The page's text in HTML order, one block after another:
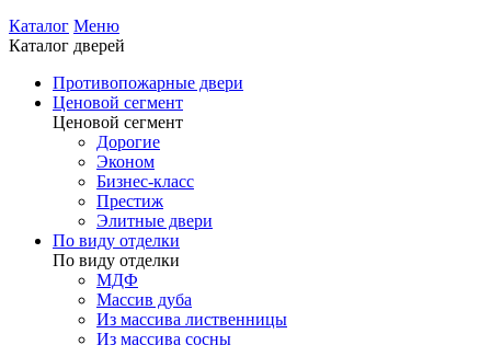
Каталог Меню
Каталог дверей
Противопожарные двери
Ценовой сегмент
Ценовой сегмент
Дорогие
Эконом
Бизнес-класс
Престиж
Элитные двери
По виду отделки
По виду отделки
МДФ
Массив дуба
Из массива лиственницы
Из массива сосны